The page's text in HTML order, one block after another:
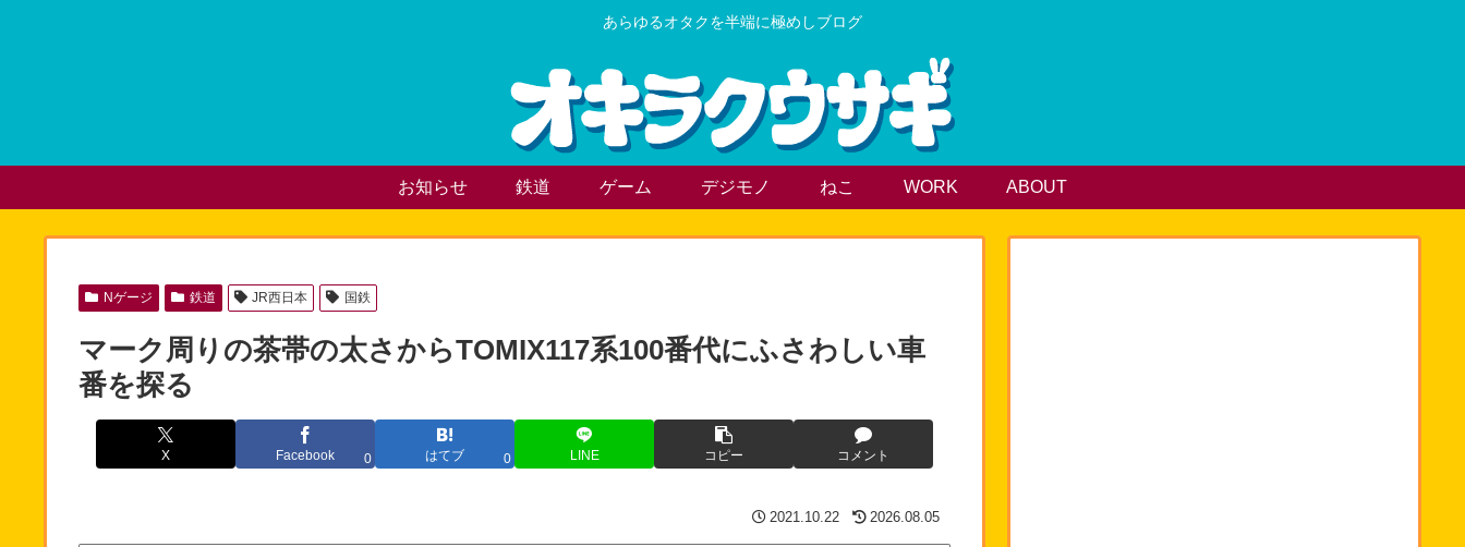
あらゆるオタクを半端に極めしブログ
お知らせ 鉄道 ゲーム デジモノ ねこ WORK ABOUT
Nゲージ 鉄道 JR西日本 国鉄
マーク周りの茶帯の太さからTOMIX117系100番代にふさわしい車
番を探る
X Facebook 0 はてブ 0 LINE コピー コメント
2021.10.22 2026.08.05